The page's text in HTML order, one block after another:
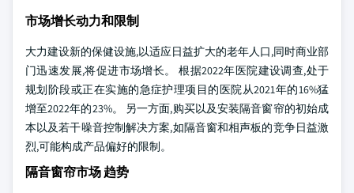
市场增长动力和限制
大力建设新的保健设施,以适应日益扩大的老年人口,同时商业部
门迅速发展,将促进市场增长。 根据2022年医院建设调查,处于
规划阶段或正在实施的急症护理项目的医院从2021年的16%猛
增至2022年的23%。 另一方面,购买以及安装隔音窗帘的初始成
本以及若干噪音控制解决方案,如隔音窗和相声板的竞争日益激
烈,可能构成产品偏好的限制。
隔音窗帘市场 趋势